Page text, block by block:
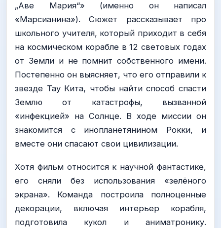
„Аве Мария“» (именно он написал
«Марсианина»). Сюжет рассказывает про
школьного учителя, который приходит в себя
на космическом корабле в 12 световых годах
от Земли и не помнит собственного имени.
Постепенно он выясняет, что его отправили к
звезде Тау Кита, чтобы найти способ спасти
Землю от катастрофы, вызванной
«инфекцией» на Солнце. В ходе миссии он
знакомится с инопланетянином Рокки, и
вместе они спасают свои цивилизации.
Хотя фильм относится к научной фантастике,
его сняли без использования «зелёного
экрана». Команда построила полноценные
декорации, включая интерьер корабля,
подготовила кукол и аниматронику.